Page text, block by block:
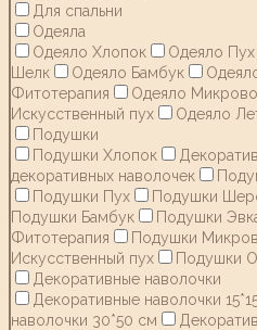
Для спальни
Одеяла
Одеяло Хлопок
Одеяло Пух
Шелк
Одеяло Бамбук
Фитотерапия
Одеяло
Искусственный пух
Одеяло
Подушки
Подушки Хлопок
декоративных наволочек
Подушки Пух
Подушки
Подушки Бамбук
Подушки
Фитотерапия
Подушки
Искусственный пух
Подушки
Декоративные наволочки
Декоративные наволочки
наволочки 30*50 см